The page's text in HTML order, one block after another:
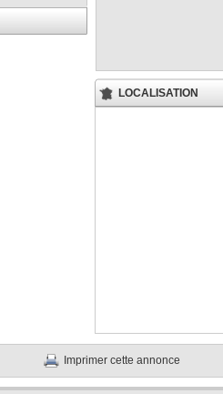
LOCALISATION
Imprimer cette annonce